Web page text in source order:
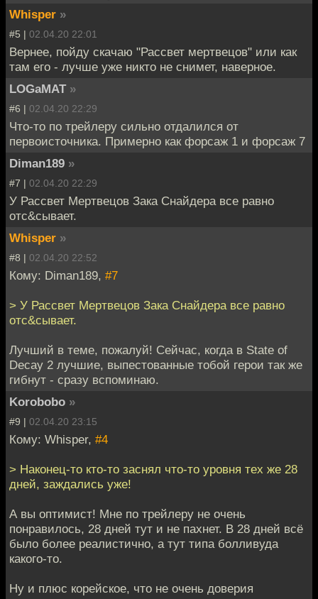
Whisper »
#5 | 02.04.20 22:01
Вернее, пойду скачаю "Рассвет мертвецов" или как
там его - лучше уже никто не снимет, наверное.
LOGaMAT »
#6 | 02.04.20 22:29
Что-то по трейлеру сильно отдалился от
первоисточника. Примерно как форсаж 1 и форсаж 7
Diman189 »
#7 | 02.04.20 22:29
У Рассвет Мертвецов Зака Снайдера все равно
отс&сывает.
Whisper »
#8 | 02.04.20 22:52
Кому: Diman189, #7
> У Рассвет Мертвецов Зака Снайдера все равно
отс&сывает.
Лучший в теме, пожалуй! Сейчас, когда в State of
Decay 2 лучшие, выпестованные тобой герои так же
гибнут - сразу вспоминаю.
Korobobo »
#9 | 02.04.20 23:15
Кому: Whisper, #4
> Наконец-то кто-то заснял что-то уровня тех же 28
дней, заждались уже!
А вы оптимист! Мне по трейлеру не очень
понравилось, 28 дней тут и не пахнет. В 28 дней всё
было более реалистично, а тут типа болливуда
какого-то.
Ну и плюс корейское, что не очень доверия